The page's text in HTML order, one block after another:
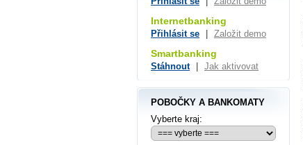
Internetbanking
Přihlásit se Založit demo
Smartbanking
Stáhnout Jak aktivovat
POBOČKY A BANKOMATY
Vyberte kraj: